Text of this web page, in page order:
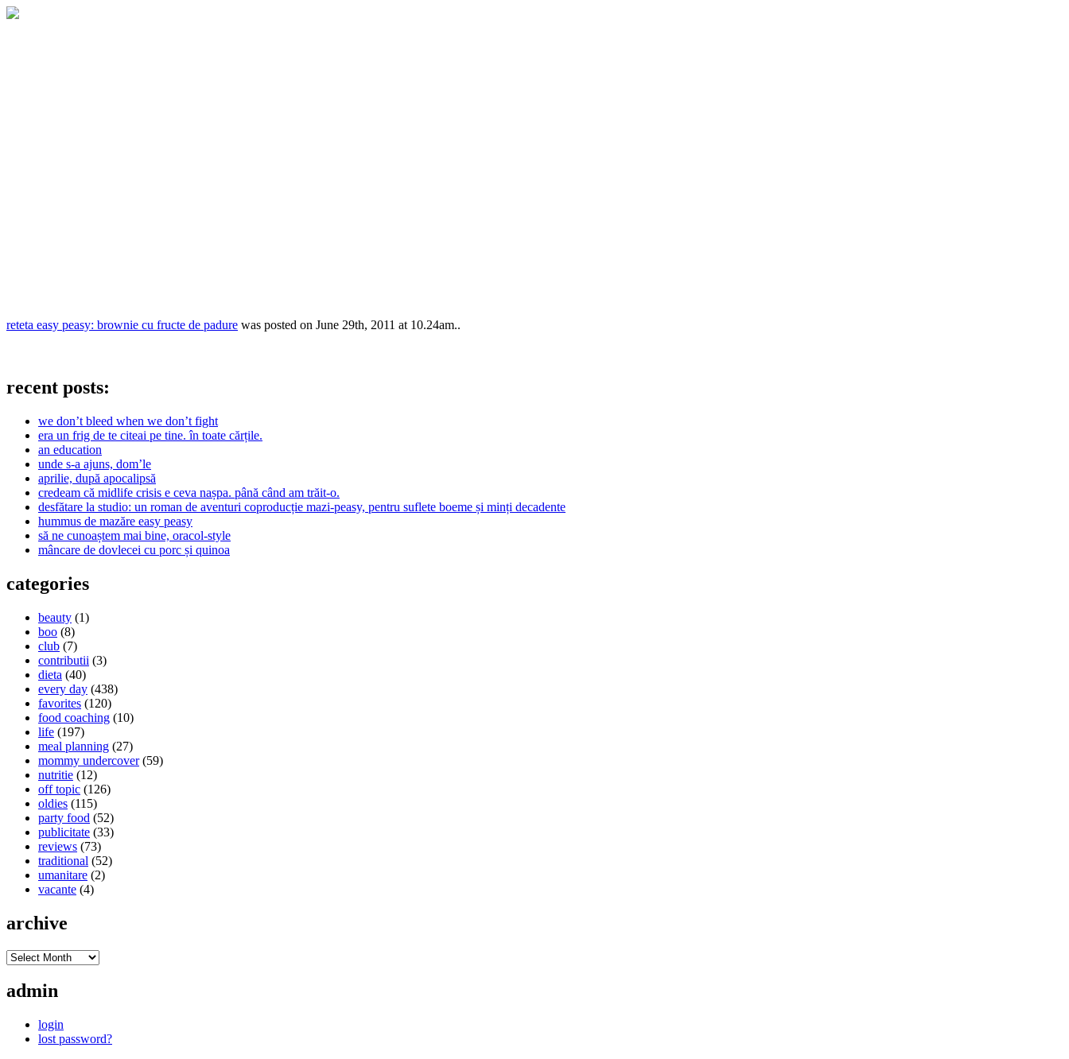
reteta easy peasy: brownie cu fructe de padure was posted on June 29th, 2011 at 10.24am..
recent posts:
we don’t bleed when we don’t fight
era un frig de te citeai pe tine. în toate cărțile.
an education
unde s-a ajuns, dom’le
aprilie, după apocalipsă
credeam că midlife crisis e ceva nașpa. până când am trăit-o.
desfătare la studio: un roman de aventuri coproducție mazi-peasy, pentru suflete boeme și minți decadente
hummus de mazăre easy peasy
să ne cunoaștem mai bine, oracol-style
mâncare de dovlecei cu porc și quinoa
categories
beauty (1)
boo (8)
club (7)
contributii (3)
dieta (40)
every day (438)
favorites (120)
food coaching (10)
life (197)
meal planning (27)
mommy undercover(59)
nutritie (12)
off topic (126)
oldies (115)
party food (52)
publicitate (33)
reviews (73)
traditional (52)
umanitare (2)
vacante (4)
archive
admin
login
lost password?